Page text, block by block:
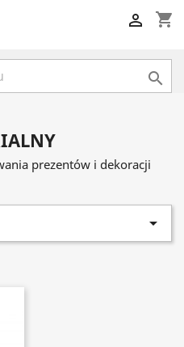
shopping_cart


prezentów i dekoracji
